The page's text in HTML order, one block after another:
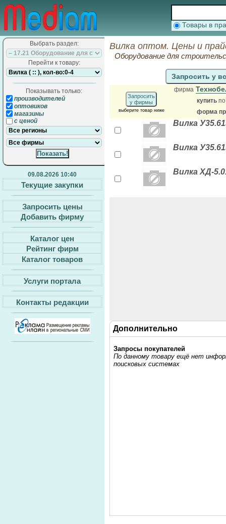
Товары в
Выбрать раздел:
Перейти к товару:
Показывать только:
производителей
оптовиков
магазины
с ценой
09.08.2026 10:40
Текущие закупки
Запросить цены
Добавить фирму
Каталог цен
Рейтинг фирм
Каталог товаров
Услуги портала
Контакты редакции
Вилка оптом. Цены и
Оборудование для
Запросить у
Запросить
у фирмы
выберите товар ниже
фирма
купить
форма
Вилка
Вилка
Вилка ХД-
Дополнительно
Запросы покупателей
По данному товару ещё нет
поисковых системах